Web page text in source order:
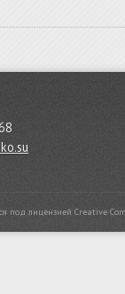
под лицензией Creative